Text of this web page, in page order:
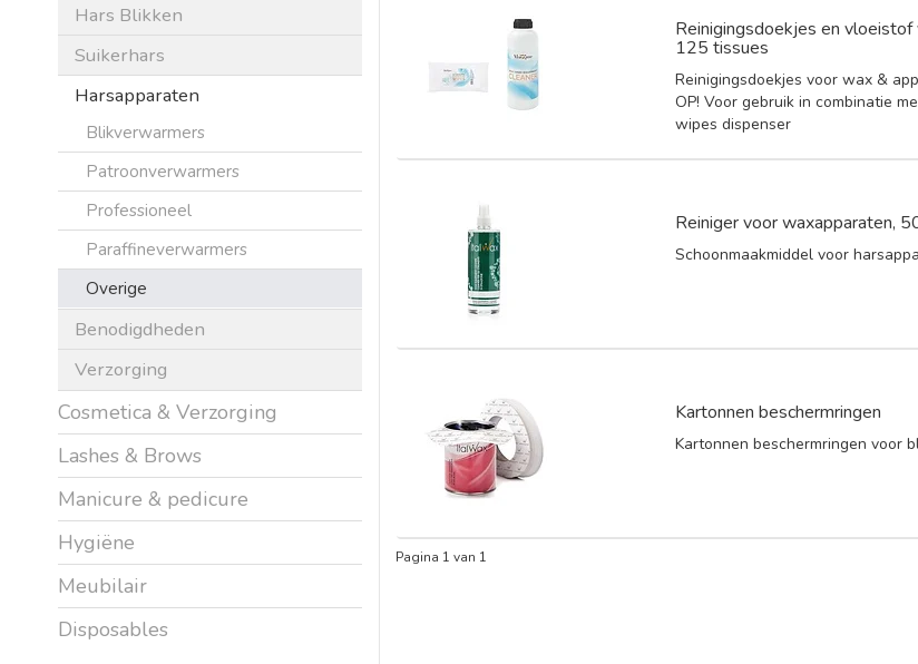
Hars Blikken
Suikerhars
Harsapparaten
Blikverwarmers
Patroonverwarmers
Professioneel
Paraffineverwarmers
Overige
Benodigdheden
Verzorging
Cosmetica & Verzorging
Lashes & Brows
Manicure & pedicure
Hygiëne
Meubilair
Disposables
Reinigingsdoekjes en
125 tissues
Reinigingsdoekjes voor wax &
OP! Voor gebruik in combinatie
wipes dispenser
Reiniger voor waxapparaten,
Schoonmaakmiddel voor
Kartonnen beschermringen
Kartonnen beschermringen voor
Pagina 1 van 1